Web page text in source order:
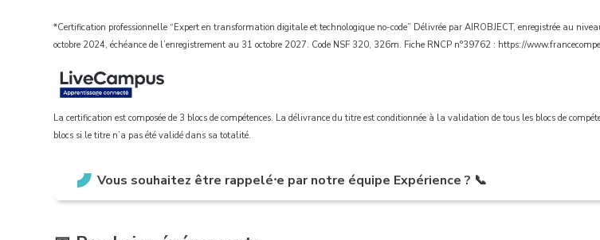
*Certification professionnelle “Expert en transformation digitale et technologique no-code” Délivrée par AIROBJECT, enregistrée au
octobre 2024, échéance de l’enregistrement au 31 octobre 2027. Code NSF 320, 326m. Fiche RNCP n°39762 : https://
La certification est composée de 3 blocs de compétences. La délivrance du titre est conditionnée à la validation de tous les blocs de
blocs si le titre n’a pas été validé dans sa totalité.
Vous souhaitez être rappelé⸱e par notre équipe Expérience ? 📞